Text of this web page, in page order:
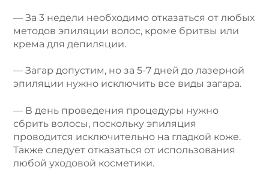
— За 3 недели необходимо отказаться от любых
методов эпиляции волос, кроме бритвы или
крема для депиляции.
— Загар допустим, но за 5-7 дней до лазерной
эпиляции нужно исключить все виды загара.
— В день проведения процедуры нужно
сбрить волосы, поскольку эпиляция
проводится исключительно на гладкой коже.
Также следует отказаться от использования
любой уходовой косметики.